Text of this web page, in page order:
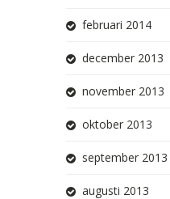
februari 2014
december 2013
november 2013
oktober 2013
september 2013
augusti 2013